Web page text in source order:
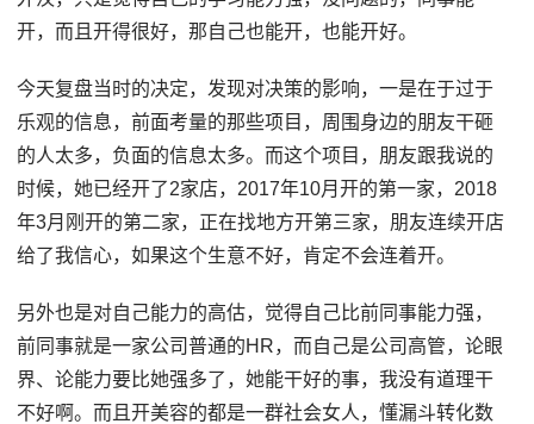
开，而且开得很好，那自己也能开，也能开好。
今天复盘当时的决定，发现对决策的影响，一是在于过于
乐观的信息，前面考量的那些项目，周围身边的朋友干砸
的人太多，负面的信息太多。而这个项目，朋友跟我说的
时候，她已经开了2家店，2017年10月开的第一家，2018
年3月刚开的第二家，正在找地方开第三家，朋友连续开店
给了我信心，如果这个生意不好，肯定不会连着开。
另外也是对自己能力的高估，觉得自己比前同事能力强，
前同事就是一家公司普通的HR，而自己是公司高管，论眼
界、论能力要比她强多了，她能干好的事，我没有道理干
不好啊。而且开美容的都是一群社会女人，懂漏斗转化数